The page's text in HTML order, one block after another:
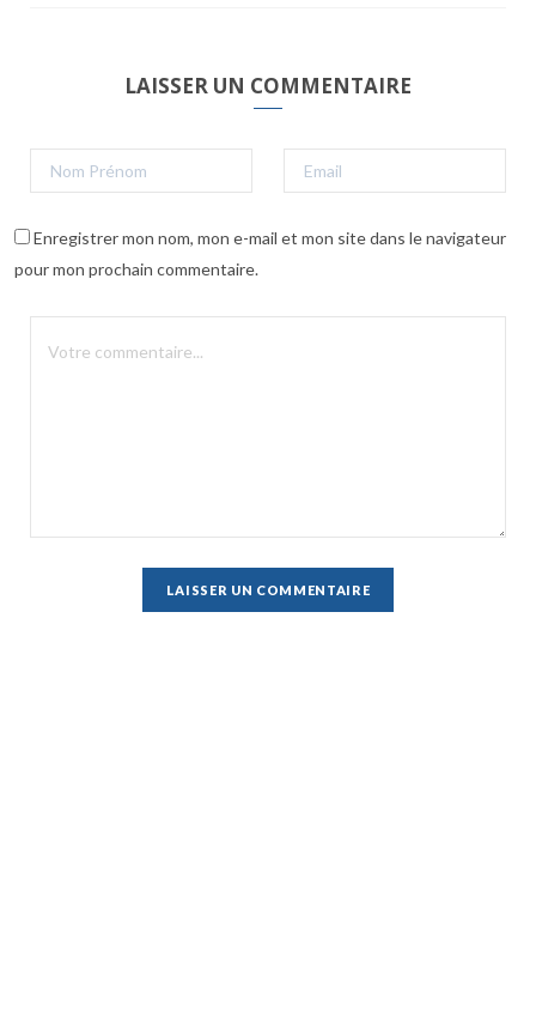
LAISSER UN COMMENTAIRE
Enregistrer mon nom, mon e-mail et mon site dans le navigateur
pour mon prochain commentaire.